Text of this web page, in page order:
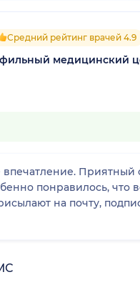
Средний рейтинг врачей 4.9
медицинский
понравилось,
на почту,